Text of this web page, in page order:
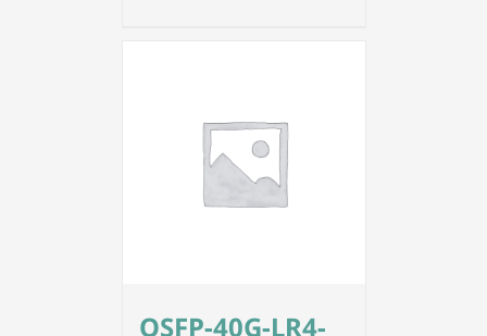
QSFP-40G-LR4-